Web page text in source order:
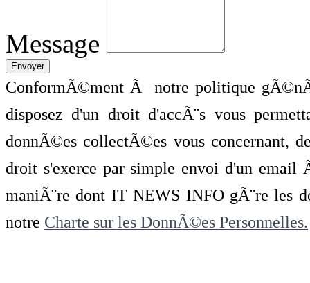
Message
ConformÃ©ment Ã notre politique
disposez d'un droit d'accÃ¨s vous
donnÃ©es collectÃ©es vous concernant,
droit s'exerce par simple envoi d'un
maniÃ¨re dont IT NEWS INFO gÃ¨re les
notre Charte sur les DonnÃ©es Personnelles.